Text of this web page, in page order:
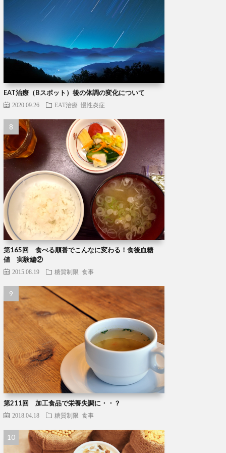
EAT治療（Bスポット）後の体調の変化について
2020.09.26 EAT治療 慢性炎症
第165回 食べる順番でこんなに変わる！食後血糖
値 実験編②
2015.08.19 糖質制限 食事
第211回 加工食品で栄養失調に・・？
2018.04.18 糖質制限 食事